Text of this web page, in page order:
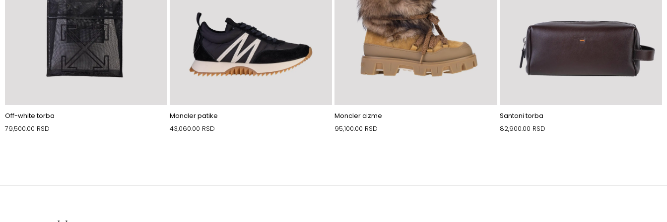
Off-white torba
79,500.00 RSD
Moncler patike
43,060.00 RSD
Moncler cizme
95,100.00 RSD
Santoni torba
82,900.00 RSD